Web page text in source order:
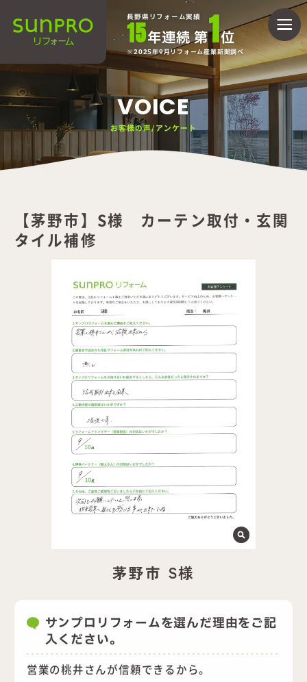
長野県リフォーム実績
15年連続 第1位
2025年9月リフォーム産業新聞調べ
VOICE
お客様の声/アンケート
【茅野市】S様 カーテン取付・玄関
タイル補修
茅野市 S様
サンプロリフォームを選んだ理由をご記
入ください。
営業の桃井さんが信頼できるから。